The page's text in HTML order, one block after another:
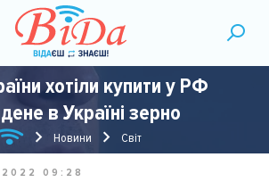
хотіли купити у РФ
в Україні зерно
Новини Світ
09:28